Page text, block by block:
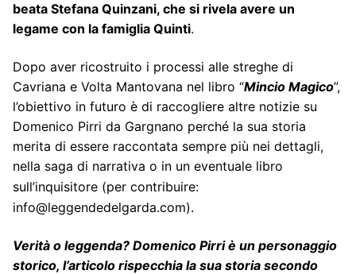
beata Stefana Quinzani, che si rivela avere un
legame con la famiglia Quinti.
Dopo aver ricostruito i processi alle streghe di
Cavriana e Volta Mantovana nel libro “Mincio Magico”,
l’obiettivo in futuro è di raccogliere altre notizie su
Domenico Pirri da Gargnano perché la sua storia
merita di essere raccontata sempre più nei dettagli,
nella saga di narrativa o in un eventuale libro
sull’inquisitore (per contribuire:
info@leggendedelgarda.com).
Verità o leggenda? Domenico Pirri è un personaggio
storico, l’articolo rispecchia la sua storia secondo